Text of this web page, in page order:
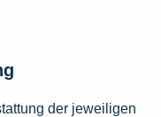
der jeweiligen